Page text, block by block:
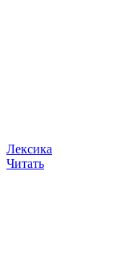
Лексика
Читать